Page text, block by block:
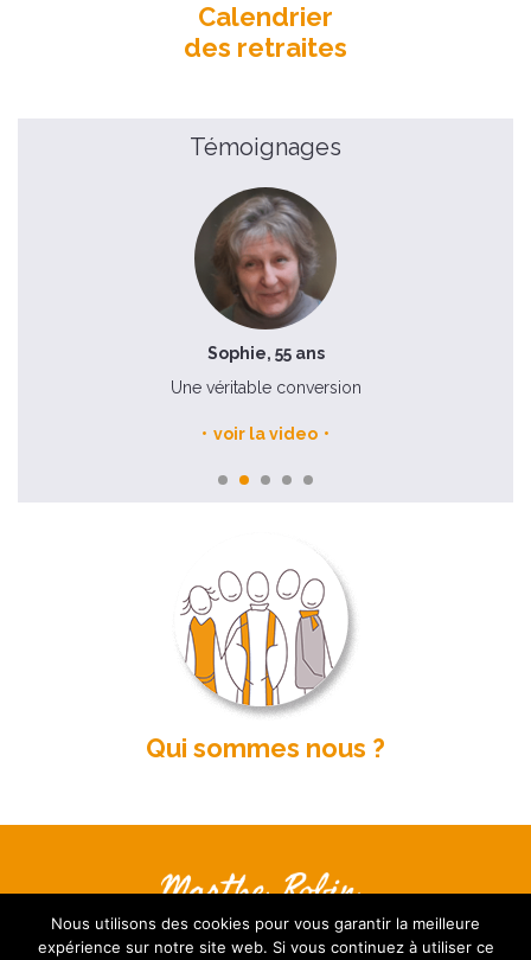
Calendrier
des retraites
Témoignages
Sophie, 55 ans
Une véritable conversion
voir la video
Qui sommes nous ?
Nous contacter
S’inscrire à la Newsletter
Nous utilisons des cookies pour vous garantir la meilleure
expérience sur notre site web. Si vous continuez à utiliser ce